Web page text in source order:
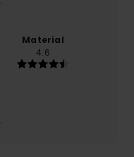
Material
4.6